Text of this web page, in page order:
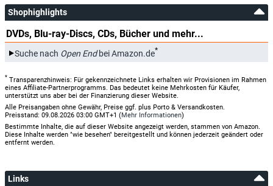
Shophighlights
DVDs, Blu-ray-Discs, CDs, Bücher und mehr...
Suche nach Open Endbei Amazon.de*
* Transparenzhinweis: Für gekennzeichnete Links erhalten wir Provisionen im Rahmen
eines Affiliate-Partnerprogramms. Das bedeutet keine Mehrkosten für Käufer,
unterstützt uns aber bei der Finanzierung dieser Website.
Alle Preisangaben ohne Gewähr, Preise ggf. plus Porto & Versandkosten.
Preisstand: 09.08.2026 03:00 GMT+1 (Mehr Informationen)
Bestimmte Inhalte, die auf dieser Website angezeigt werden, stammen von Amazon.
Diese Inhalte werden "wie besehen" bereitgestellt und können jederzeit geändert oder
entfernt werden.
Links